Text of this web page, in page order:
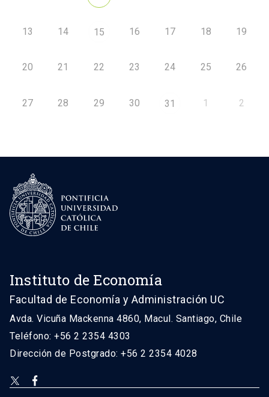
13 14 15 16 17 18 19
20 21 22 23 24 25 26
27 28 29 30 31 1 2
Instituto de Economía
Facultad de Economía y Administración UC
Avda. Vicuña Mackenna 4860, Macul. Santiago, Chile
Teléfono: +56 2 2354 4303
Dirección de Postgrado: +56 2 2354 4028